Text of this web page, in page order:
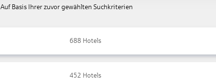
Auf Basis Ihrer zuvor gewählten Suchkriterien
688 Hotels
452 Hotels